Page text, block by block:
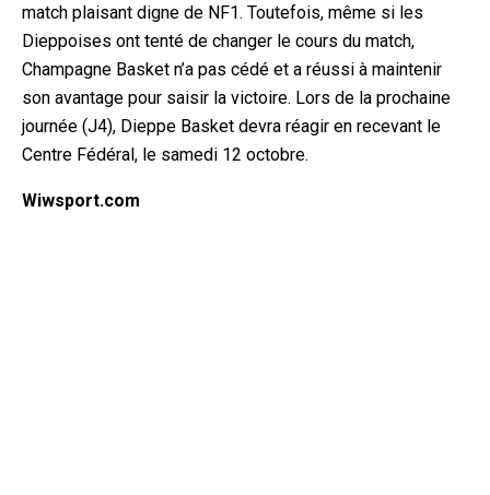
match plaisant digne de NF1. Toutefois, même si les
Dieppoises ont tenté de changer le cours du match,
Champagne Basket n’a pas cédé et a réussi à maintenir
son avantage pour saisir la victoire. Lors de la prochaine
journée (J4), Dieppe Basket devra réagir en recevant le
Centre Fédéral, le samedi 12 octobre.
Wiwsport.com